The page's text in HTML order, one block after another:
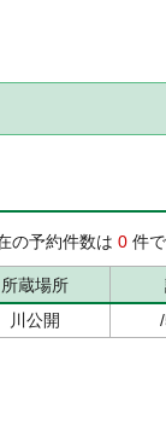
の予約件数は 0 件で
所蔵場所
川公開